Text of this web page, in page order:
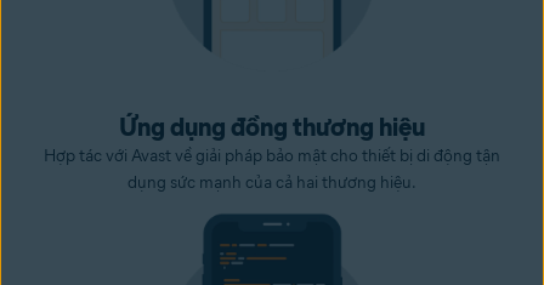
Ứng dụng đồng thương hiệu
Hợp tác với Avast về giải pháp bảo mật cho thiết bị di động tận
dụng sức mạnh của cả hai thương hiệu.